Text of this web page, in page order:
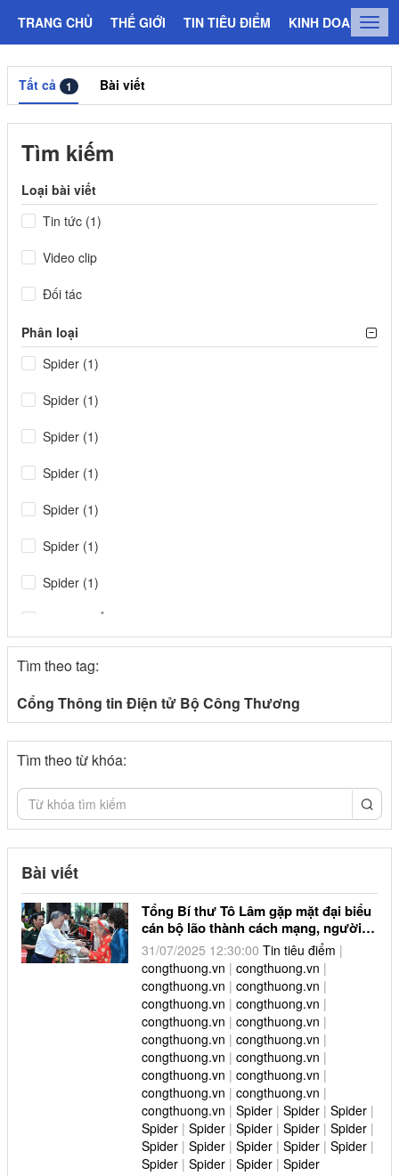
TRANG CHỦ THẾ GIỚI TIN TIÊU ĐIỂM KINH DOANH
Tất cả 1 Bài viết
Tìm kiếm
Loại bài viết
Tin tức (1)
Video clip
Đối tác
Phân loại
Spider (1)
Spider (1)
Spider (1)
Spider (1)
Spider (1)
Spider (1)
Spider (1)
Tin tiêu điểm (1)
Spider (1)
congthuong.vn (1)
congthuong.vn (1)
congthuong.vn (1)
congthuong.vn (1)
congthuong.vn (1)
congthuong.vn (1)
congthuong.vn (1)
Tìm theo tag:
Cổng Thông tin Điện tử Bộ Công Thương
Tìm theo từ khóa:
Bài viết
Tổng Bí thư Tô Lâm gặp mặt đại biểu
cán bộ lão thành cách mạng, người
có công
31/07/2025 12:30:00 Tin tiêu điểm |
congthuong.vn | congthuong.vn |
congthuong.vn | congthuong.vn |
congthuong.vn | congthuong.vn |
congthuong.vn | congthuong.vn |
congthuong.vn | congthuong.vn |
congthuong.vn | congthuong.vn |
congthuong.vn | congthuong.vn |
congthuong.vn | congthuong.vn |
congthuong.vn | Spider | Spider | Spider |
Spider | Spider | Spider | Spider | Spider |
Spider | Spider | Spider | Spider | Spider |
Spider | Spider | Spider | Spider